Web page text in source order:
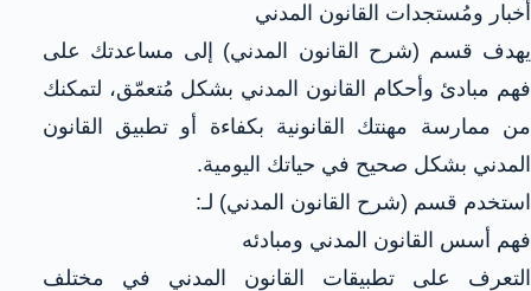
أخبار ومُستجدات القانون المدني
يهدف قسم (شرح القانون المدني) إلى مساعدتك على
فهم مبادئ وأحكام القانون المدني بشكل مُتعمّق، لتمكنك
من ممارسة مهنتك القانونية بكفاءة أو تطبيق القانون
المدني بشكل صحيح في حياتك اليومية.
استخدم قسم (شرح القانون المدني) لـ:
فهم أسس القانون المدني ومبادئه
التعرف على تطبيقات القانون المدني في مختلف